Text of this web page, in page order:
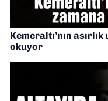
Kemeraltı’nın
okuyor